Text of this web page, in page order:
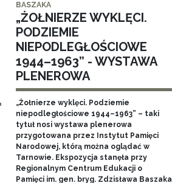
BASZAKA
„ŻOŁNIERZE WYKLĘCI.
PODZIEMIE
NIEPODLEGŁOŚCIOWE
1944–1963” - WYSTAWA
PLENEROWA
„Żołnierze wyklęci. Podziemie
niepodległościowe 1944–1963” – taki
tytuł nosi wystawa plenerowa
przygotowana przez Instytut Pamięci
Narodowej, którą można oglądać w
Tarnowie. Ekspozycja stanęła przy
Regionalnym Centrum Edukacji o
Pamięci im. gen. bryg. Zdzisława Baszaka